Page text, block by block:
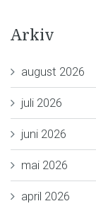
Arkiv
august 2026
juli 2026
juni 2026
mai 2026
april 2026